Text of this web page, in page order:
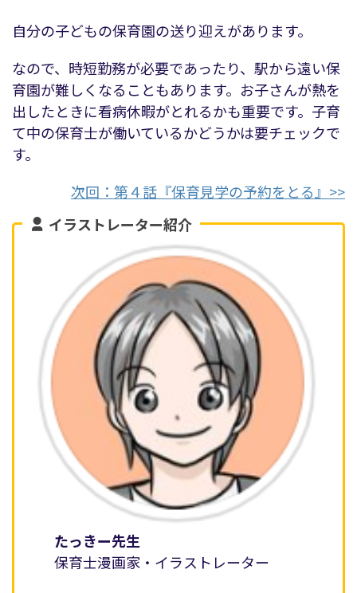
自分の子どもの保育園の送り迎えがあります。
なので、時短勤務が必要であったり、駅から遠い保
育園が難しくなることもあります。お子さんが熱を
出したときに看病休暇がとれるかも重要です。子育
て中の保育士が働いているかどうかは要チェックで
す。
次回：第４話『保育見学の予約をとる』>>
イラストレーター紹介
たっきー先生
保育士漫画家・イラストレーター